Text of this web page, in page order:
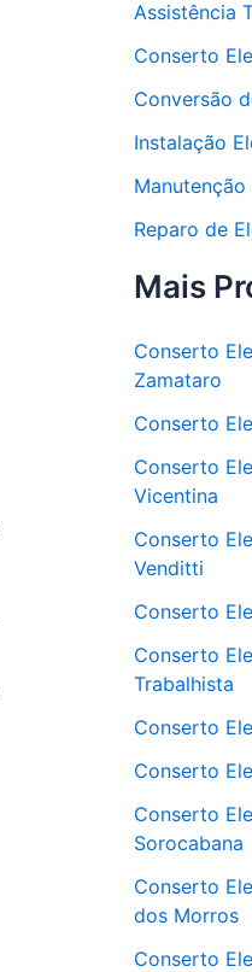
Assistência
Conserto
Conversão
Instalação
Reparo de
Mais
Conserto
Zamataro
Conserto
Conserto
Vicentina
Conserto
Venditti
Conserto
Conserto
Trabalhista
Conserto
Conserto
Conserto
Sorocabana
Conserto
dos Morros
Conserto